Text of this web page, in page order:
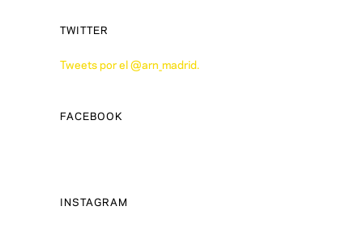
TWITTER
Tweets por el @arn_madrid.
FACEBOOK
INSTAGRAM